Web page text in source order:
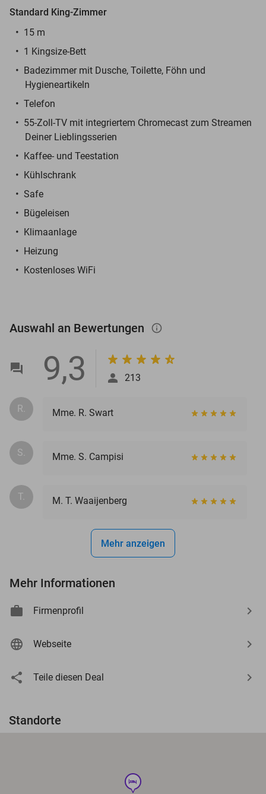
Standard King-Zimmer
15 m
1 Kingsize-Bett
Badezimmer mit Dusche, Toilette, Föhn und
Hygieneartikeln
Telefon
55-Zoll-TV mit integriertem Chromecast zum Streamen
Deiner Lieblingsserien
Kaffee- und Teestation
Kühlschrank
Safe
Bügeleisen
Klimaanlage
Heizung
Kostenloses WiFi
Auswahl an Bewertungen info_outlined
9,3 213
R. Mme. R. Swart
S. Mme. S. Campisi
T. M. T. Waaijenberg
Mehr anzeigen
Mehr Informationen
Firmenprofil
Webseite
Teile diesen Deal
Standorte
hotel